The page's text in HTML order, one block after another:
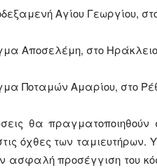
Αγίου Γεωργίου,
Αποσελέμη, στο Ηράκλειο,
Ποταμών Αμαρίου, στο
θα
όχθες των ταμιευτήρων.
ασφαλή προσέγγιση του